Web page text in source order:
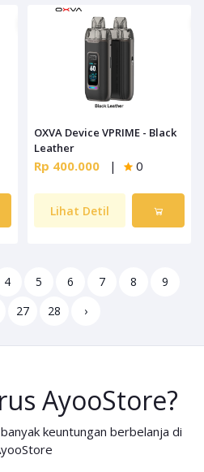
OXVA Device VPRIME - Black
Leather
Rp 400.000 | 0
Lihat Detil
4 5 6 7 8
9
27 28 ›
AyooStore?
keuntungan berbelanja di